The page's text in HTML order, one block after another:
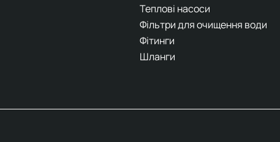
Теплові насоси
Фільтри для очищення води
Фітинги
Шланги